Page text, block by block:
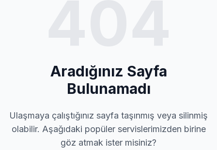
Aradığınız Sayfa
Bulunamadı
Ulaşmaya çalıştığınız sayfa taşınmış veya silinmiş
olabilir. Aşağıdaki popüler servislerimizden birine
göz atmak ister misiniz?